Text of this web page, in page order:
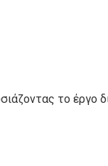
το έργο